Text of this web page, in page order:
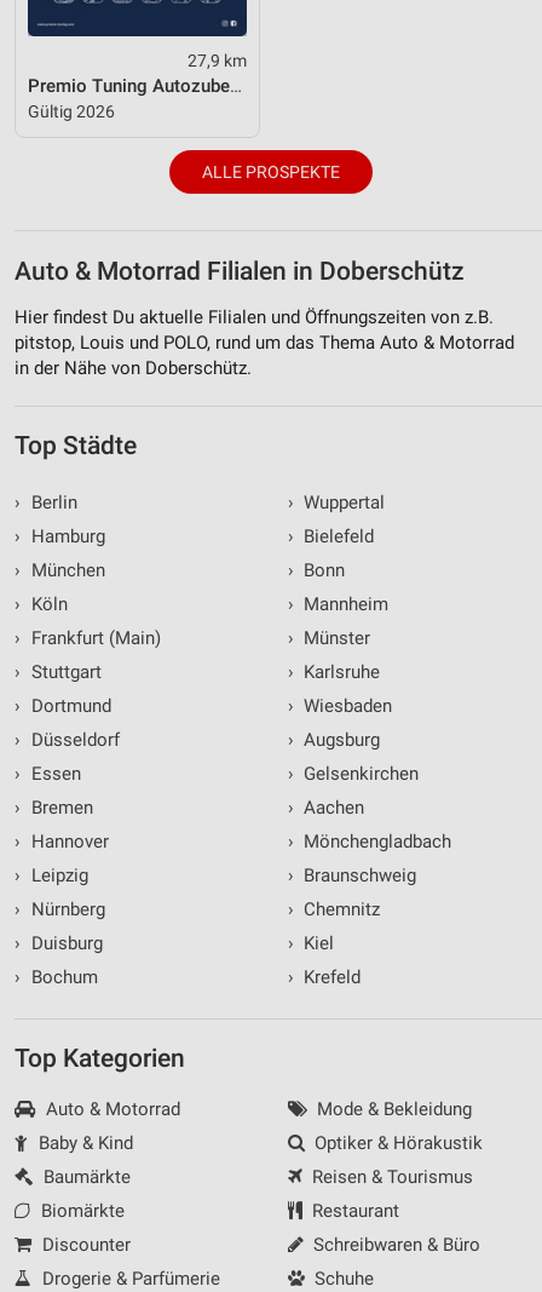
27,9 km
Premio Tuning Autozubehörkatalog 2026
Gültig 2026
ALLE PROSPEKTE
Auto & Motorrad Filialen in Doberschütz
Hier findest Du aktuelle Filialen und Öffnungszeiten von z.B.
pitstop, Louis und POLO, rund um das Thema Auto & Motorrad
in der Nähe von Doberschütz.
Top Städte
›
Berlin
›
Hamburg
›
München
›
Köln
›
Frankfurt (Main)
› Stuttgart
›
Dortmund
›
Düsseldorf
›
Essen
›
Bremen
›
Hannover
›
Leipzig
›
Nürnberg
›
Duisburg
›
Bochum
› Wuppertal
› Bielefeld
› Bonn
› Mannheim
› Münster
› Karlsruhe
› Wiesbaden
› Augsburg
› Gelsenkirchen
› Aachen
› Mönchengladbach
› Braunschweig
› Chemnitz
› Kiel
› Krefeld
Top Kategorien
Auto & Motorrad
Baby & Kind
Baumärkte
Biomärkte
Discounter
Drogerie & Parfümerie
Mode & Bekleidung
Optiker & Hörakustik
Reisen & Tourismus
Restaurant
Schreibwaren & Büro
Schuhe